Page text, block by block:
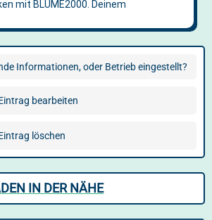
Informationen, oder Betrieb eingestellt?
bearbeiten
löschen
IN DER NÄHE